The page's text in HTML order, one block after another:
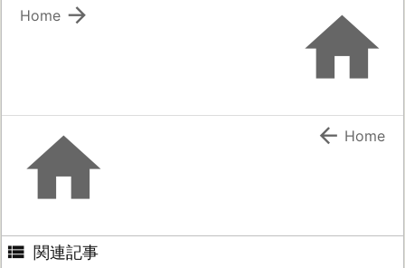


Home
  Home
 関連記事